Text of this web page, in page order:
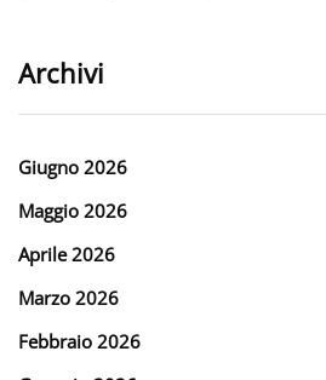
Archivi
Giugno 2026
Maggio 2026
Aprile 2026
Marzo 2026
Febbraio 2026